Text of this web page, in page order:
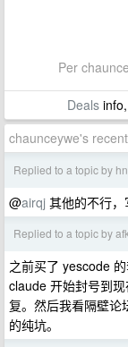
Per
Dealsinfo,
chaunceywe's
Replied to a topic by
@airqj 其他的不行，
Replied to a topic by
之前买了 yescode
claude 开始封号到
复。然后我看隔壁论
的纯坑。